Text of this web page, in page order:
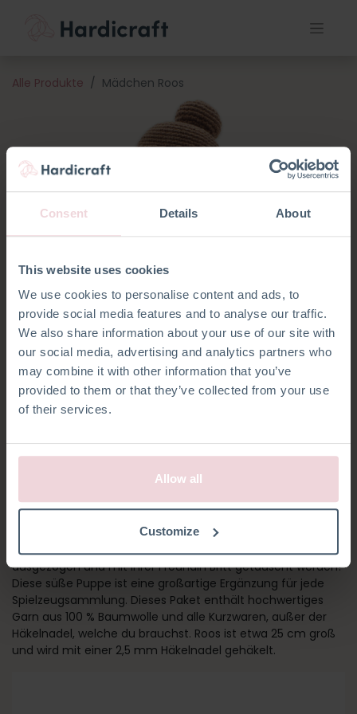
Consent Details About
This website uses cookies
We use cookies to personalise content and ads, to
provide social media features and to analyse our traffic.
We also share information about your use of our site with
our social media, advertising and analytics partners who
may combine it with other information that you’ve
provided to them or that they’ve collected from your use
of their services.
Allow all
Customize
Alle Produkte Mädchen Roos
MÄDCHEN ROOS
Treffen Sie Roos! Ihre Kleider und Schuhe können
ausgezogen und mit ihrer Freundin Britt getauscht werden!
Diese süße Puppe ist eine großartige Ergänzung für jede
Spielzeugsammlung. Dieses Paket enthält hochwertiges
Garn aus 100 % Baumwolle und alle Kurzwaren, außer der
Häkelnadel, welche du brauchst. Roos ist etwa 25 cm groß
und wird mit einer 2,5 mm Häkelnadel gehäkelt.